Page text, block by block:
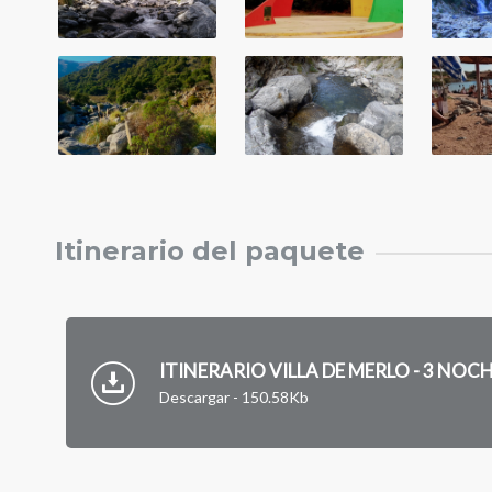
Itinerario del paquete
ITINERARIO VILLA DE MERLO - 3
Descargar - 150.58Kb